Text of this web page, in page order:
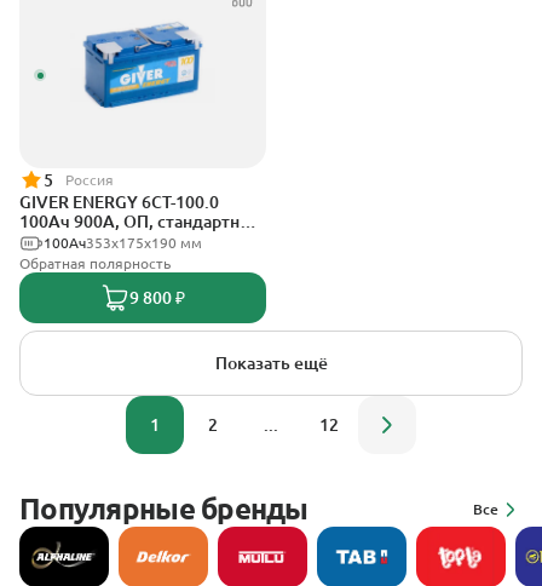
5 Россия
GIVER ENERGY 6СТ-100.0
100Ач 900А, ОП, стандартные
клеммы353х175х190 мм
100Ач
Обратная полярность
9 800 ₽
Показать ещё
1 2 12
Популярные бренды Все